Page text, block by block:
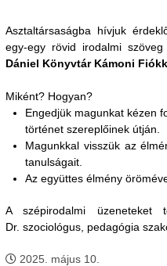
Asztaltársaságba hívjuk
egy-egy rövid irodalmi
Dániel Könyvtár Kámoni
Miként? Hogyan?
Engedjük magunkat kézen
történet szereplőinek útján.
Magunkkal visszük az
tanulságait.
Az együttes élmény
A szépirodalmi üzeneteket
Dr. szociológus, pedagógia
2025. május 10.